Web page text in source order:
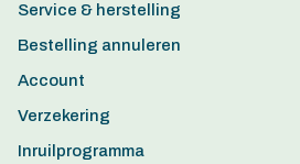
Service & herstelling
Bestelling annuleren
Account
Verzekering
Inruilprogramma